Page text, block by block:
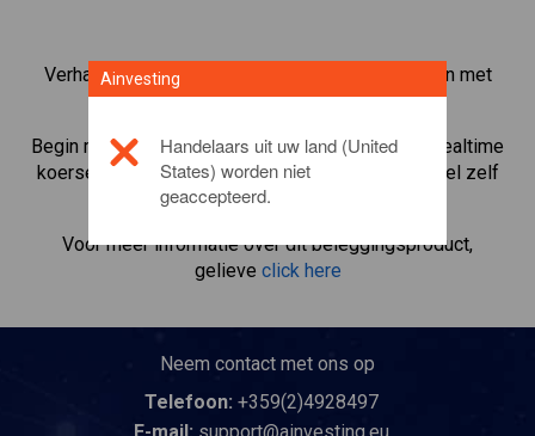
Verhandel meer dan 1000 internationale aandelen met
het CFD-handelsplatform van Ainvesting.
Begin met het handelen in CFD's inAIG. Ontvang realtime
koersen en ontvang dividenden alsof u het aandeel zelf
bezit.
Voor meer informatie over dit beleggingsproduct,
gelieve click here
Neem contact met ons op
Telefoon: +359(2)4928497
Ainvesting
Handelaars uit uw land (United
States) worden niet
geaccepteerd.